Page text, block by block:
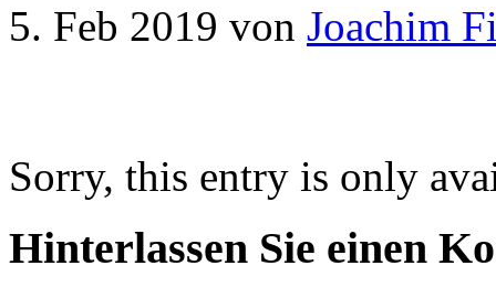
5. Feb 2019 von Joachim
Sorry, this entry is only
Hinterlassen Sie einen